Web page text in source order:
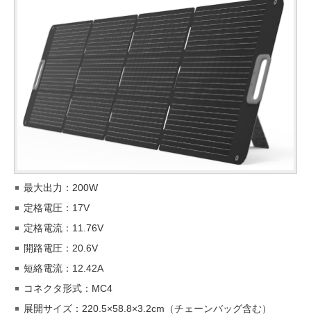
最大出力：200W
定格電圧：17V
定格電流：11.76V
開路電圧：20.6V
短絡電流：12.42A
コネクタ形式：MC4
展開サイズ：220.5×58.8×3.2cm（チェーンバッグ含む）